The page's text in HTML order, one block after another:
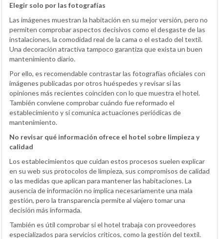
Elegir solo por las fotografías
Las imágenes muestran la habitación en su mejor versión, pero no
permiten comprobar aspectos decisivos como el desgaste de las
instalaciones, la comodidad real de la cama o el estado del textil.
Una decoración atractiva tampoco garantiza que exista un buen
mantenimiento diario.
Por ello, es recomendable contrastar las fotografías oficiales con
imágenes publicadas por otros huéspedes y revisar si las
opiniones más recientes coinciden con lo que muestra el hotel.
También conviene comprobar cuándo fue reformado el
establecimiento y si comunica actuaciones periódicas de
mantenimiento.
No revisar qué información ofrece el hotel sobre limpieza y
calidad
Los establecimientos que cuidan estos procesos suelen explicar
en su web sus protocolos de limpieza, sus compromisos de calidad
o las medidas que aplican para mantener las habitaciones. La
ausencia de información no implica necesariamente una mala
gestión, pero la transparencia permite al viajero tomar una
decisión más informada.
También es útil comprobar si el hotel trabaja con proveedores
especializados para servicios críticos, como la gestión del textil.